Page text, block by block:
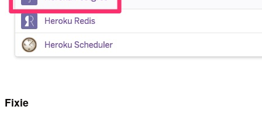
Fixie